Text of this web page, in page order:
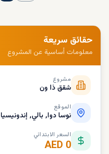
حقائق سريعة
معلومات أساسية عن المشروع
مشروع
شقق ذا ون
الموقع
نوسا دوا, بالي, إندونيسيا
السعر الابتدائي
AED 0